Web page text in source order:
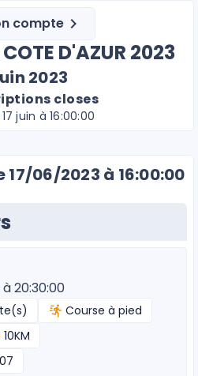
compte
COTE D'AZUR 2023
2023
closes
juin à 16:00:00
17/06/2023 à 16:00:00
20:30:00
Course à pied
10KM